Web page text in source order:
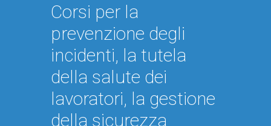
Corsi per la
prevenzione degli
incidenti, la tutela
della salute dei
lavoratori, la gestione
della sicurezza